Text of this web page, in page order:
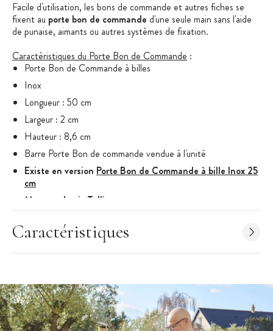
Facile d'utilisation, les bons de commande et autres fiches se
fixent au porte bon de commande d'une seule main sans l'aide
de punaise, aimants ou autres systèmes de fixation.
Caractéristiques du Porte Bon de Commande :
Porte Bon de Commande à billes
Inox
Longueur : 50 cm
Largeur : 2 cm
Hauteur : 8,6 cm
Barre Porte Bon de commande vendue à l'unité
Existe en version Porte Bon de Commande à bille Inox 25
cm
Marque : Louis Tellier
Caractéristiques